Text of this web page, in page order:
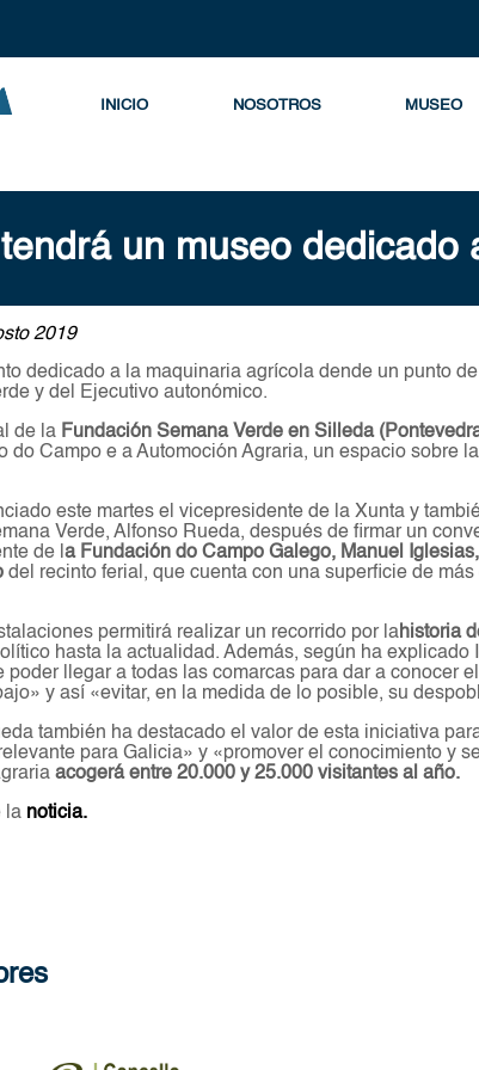
INICIO NOSOTROS MUSEO
un museo dedicado
2019
dedicado a la maquinaria agrícola dende un punto
y del Ejecutivo autonómico.
de la Fundación Semana Verde en Silleda
do Campo e a Automoción Agraria, un espacio sobre
este martes el vicepresidente de la Xunta y
Verde, Alfonso Rueda, después de firmar un
de la Fundación do Campo Galego, Manuel Iglesias,
del recinto ferial, que cuenta con una superficie de
permitirá realizar un recorrido por lahistoria
hasta la actualidad. Además, según ha explicado
poder llegar a todas las comarcas para dar a conocer
y así «evitar, en la medida de lo posible, su
también ha destacado el valor de esta iniciativa
para Galicia» y «promover el conocimiento y
acogerá entre 20.000 y 25.000 visitantes al año.
la noticia.